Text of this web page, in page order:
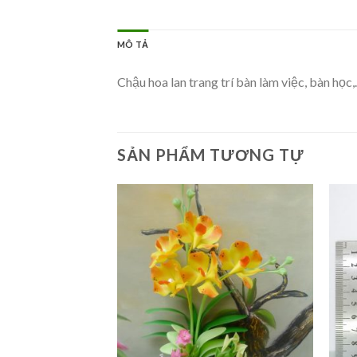
MÔ TẢ
Chậu hoa lan trang trí bàn làm việc, bàn
SẢN PHẨM TƯƠNG TỰ